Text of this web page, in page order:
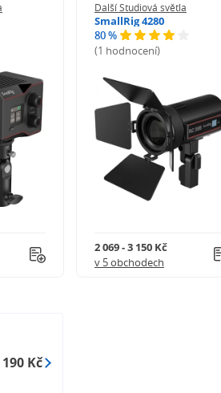
Další Studiová světla
SmallRig 4280
80 %
(1 hodnocení)
2 069 - 3 150 Kč
v 5 obchodech
Kč